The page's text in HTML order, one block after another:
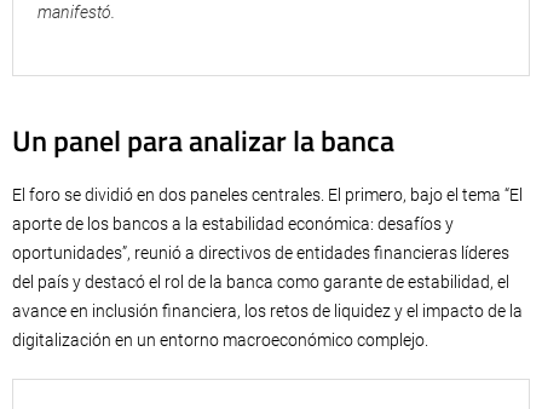
manifestó.
Un panel para analizar la banca
El foro se dividió en dos paneles centrales. El primero, bajo el tema “El
aporte de los bancos a la estabilidad económica: desafíos y
oportunidades”, reunió a directivos de entidades financieras líderes
del país y destacó el rol de la banca como garante de estabilidad, el
avance en inclusión financiera, los retos de liquidez y el impacto de la
digitalización en un entorno macroeconómico complejo.